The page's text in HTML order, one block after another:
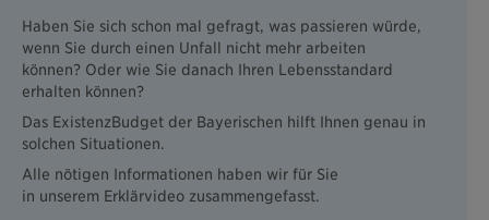
Haben Sie sich schon mal gefragt, was passieren würde,
wenn Sie durch einen Unfall nicht mehr arbeiten
können? Oder wie Sie danach Ihren Lebensstandard
erhalten können?
Das ExistenzBudget der Bayerischen hilft Ihnen genau in
solchen Situationen.
Alle nötigen Informationen haben wir für Sie
in unserem Erklärvideo zusammengefasst.